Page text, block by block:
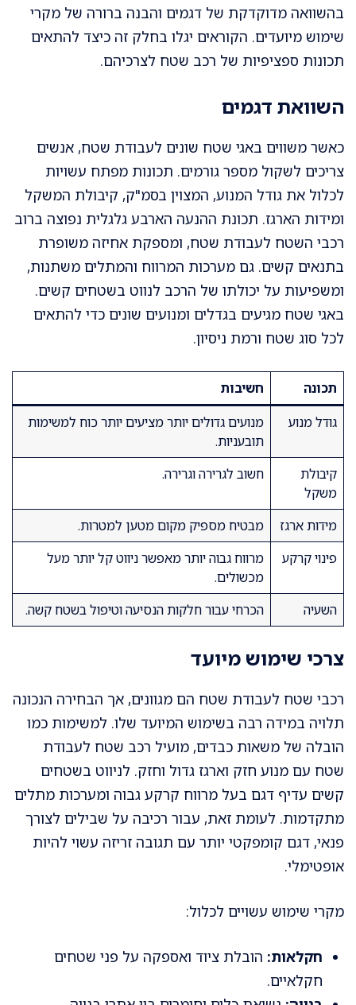
בהשוואה מדוקדקת של דגמים והבנה ברורה של מקרי
שימוש מיועדים. הקוראים יגלו בחלק זה כיצד להתאים
תכונות ספציפיות של רכב שטח לצרכיהם.
השוואת דגמים
כאשר משווים באגי שטח שונים לעבודת שטח, אנשים
צריכים לשקול מספר גורמים. תכונות מפתח עשויות
לכלול את גודל המנוע, המצוין בסמ"ק, קיבולת המשקל
ומידות הארגז. תכונת ההנעה הארבע גלגלית נפוצה ברוב
רכבי השטח לעבודת שטח, ומספקת אחיזה משופרת
בתנאים קשים. גם מערכות המרווח והמתלים משתנות,
ומשפיעות על יכולתו של הרכב לנווט בשטחים קשים.
באגי שטח מגיעים בגדלים ומנועים שונים כדי להתאים
לכל סוג שטח ורמת ניסיון.
תכונה
חשיבות
גודל מנוע
מנועים גדולים יותר מציעים יותר כוח למשימות
תובעניות.
קיבולת
משקל
חשוב לגרירה וגרירה.
מידות ארגז
מבטיח מספיק מקום מטען למטרות.
פינוי קרקע
מרווח גבוה יותר מאפשר ניווט קל יותר מעל
מכשולים.
השעיה
הכרחי עבור חלקות הנסיעה וטיפול בשטח קשה.
צרכי שימוש מיועד
רכבי שטח לעבודת שטח הם מגוונים, אך הבחירה הנכונה
תלויה במידה רבה בשימוש המיועד שלו. למשימות כמו
הובלה של משאות כבדים, מועיל רכב שטח לעבודת
שטח עם מנוע חזק וארגז גדול וחזק. לניווט בשטחים
קשים עדיף דגם בעל מרווח קרקע גבוה ומערכות מתלים
מתקדמות. לעומת זאת, עבור רכיבה על שבילים לצורך
פנאי, דגם קומפקטי יותר עם תגובה זריזה עשוי להיות
אופטימלי.
מקרי שימוש עשויים לכלול:
חקלאות: הובלת ציוד ואספקה על פני שטחים
חקלאיים.